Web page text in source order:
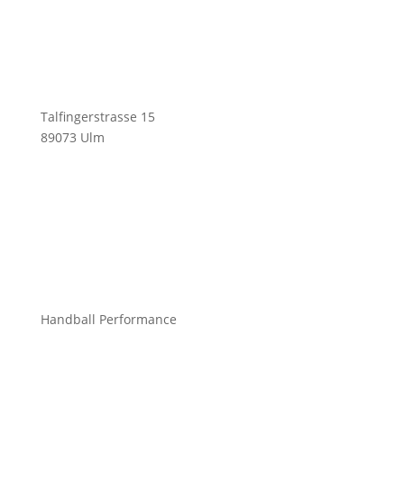
Talfingerstrasse 15
89073 Ulm
Handball Performance